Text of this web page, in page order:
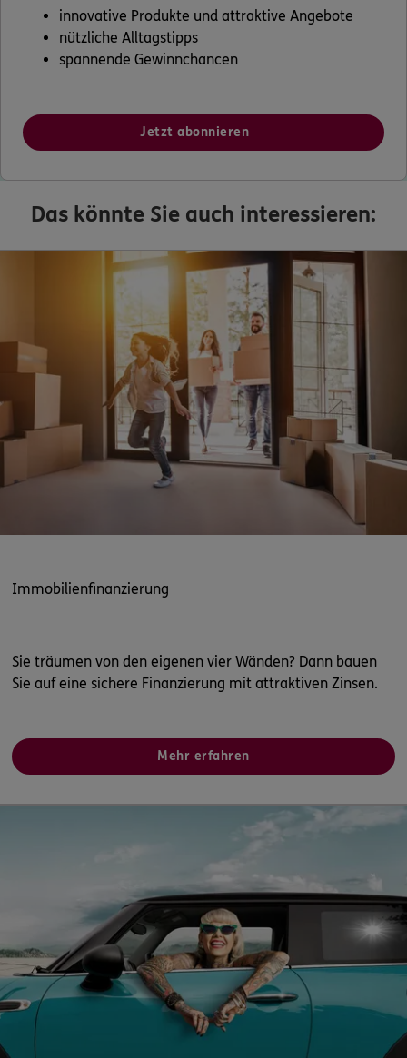
innovative Produkte und attraktive Angebote
nützliche Alltagstipps
spannende Gewinnchancen
Jetzt abonnieren
Das könnte Sie auch interessieren:
Immobilienfinanzierung
Sie träumen von den eigenen vier Wänden? Dann bauen
Sie auf eine sichere Finanzierung mit attraktiven Zinsen.
Mehr erfahren